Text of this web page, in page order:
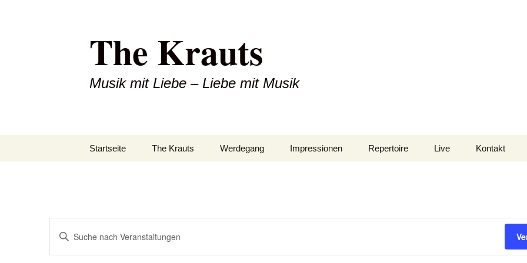
The Krauts
Musik mit Liebe – Liebe mit Musik
Startseite The Krauts Werdegang Impressionen Repertoire Live Kontakt
Veranstaltungen
Suche
Bitte